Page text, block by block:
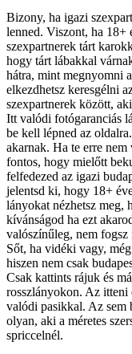
Bizony, ha igazi
lenned. Viszont, ha 18+
szexpartnerek tárt
hogy tárt lábakkal
hátra, mint megnyomni
elkezdhetsz keresgélni
szexpartnerek között,
Itt valódi fotógaranciás
be kell lépned az
akarnak. Ha te erre
fontos, hogy mielőtt
felfedezed az igazi
jelentsd ki, hogy 18+
lányokat nézhetsz meg,
kívánságod ha ezt
valószínűleg, nem
Sőt, ha vidéki vagy,
hiszen nem csak
Csak kattints rájuk és
rosszlányokon. Az
valódi pasikkal. Az sem
olyan, aki a méretes
spriccelnél.